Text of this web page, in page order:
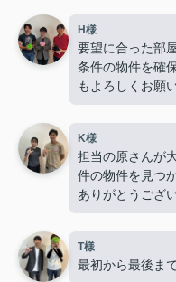
H様
要望に合った部
条件の物件を確
もよろしくお願
K様
担当の原さんが
件の物件を見つ
ありがとうござ
T様
最初から最後ま